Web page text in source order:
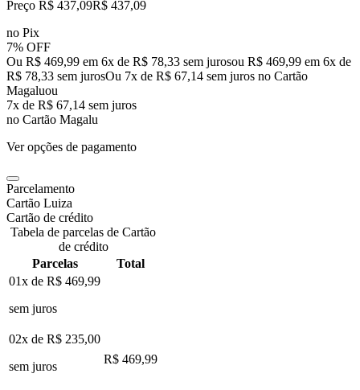
Preço R$ 437,09R$ 437,09
no Pix
7% OFF
Ou R$ 469,99 em 6x de R$ 78,33 sem jurosou R$ 469,99 em 6x de
R$ 78,33 sem jurosOu 7x de R$ 67,14 sem juros no Cartão
Magaluou
7x de R$ 67,14 sem juros
no Cartão Magalu
Ver opções de pagamento
Parcelamento
Cartão Luiza
Cartão de crédito
Tabela de parcelas de Cartão
de crédito
Parcelas
Total
01x de R$ 469,99
sem juros
02x de R$ 235,00
sem juros
R$ 469,99